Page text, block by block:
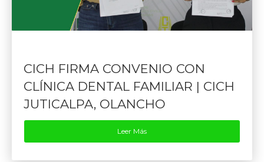
CICH FIRMA CONVENIO CON
CLÍNICA DENTAL FAMILIAR | CICH
JUTICALPA, OLANCHO
Leer Más